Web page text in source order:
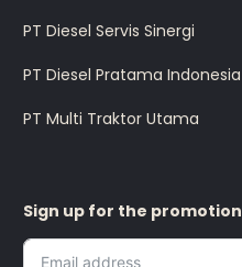
PT Diesel Servis Sinergi
PT Diesel Pratama Indonesia
PT Multi Traktor Utama
Sign up for the promotion